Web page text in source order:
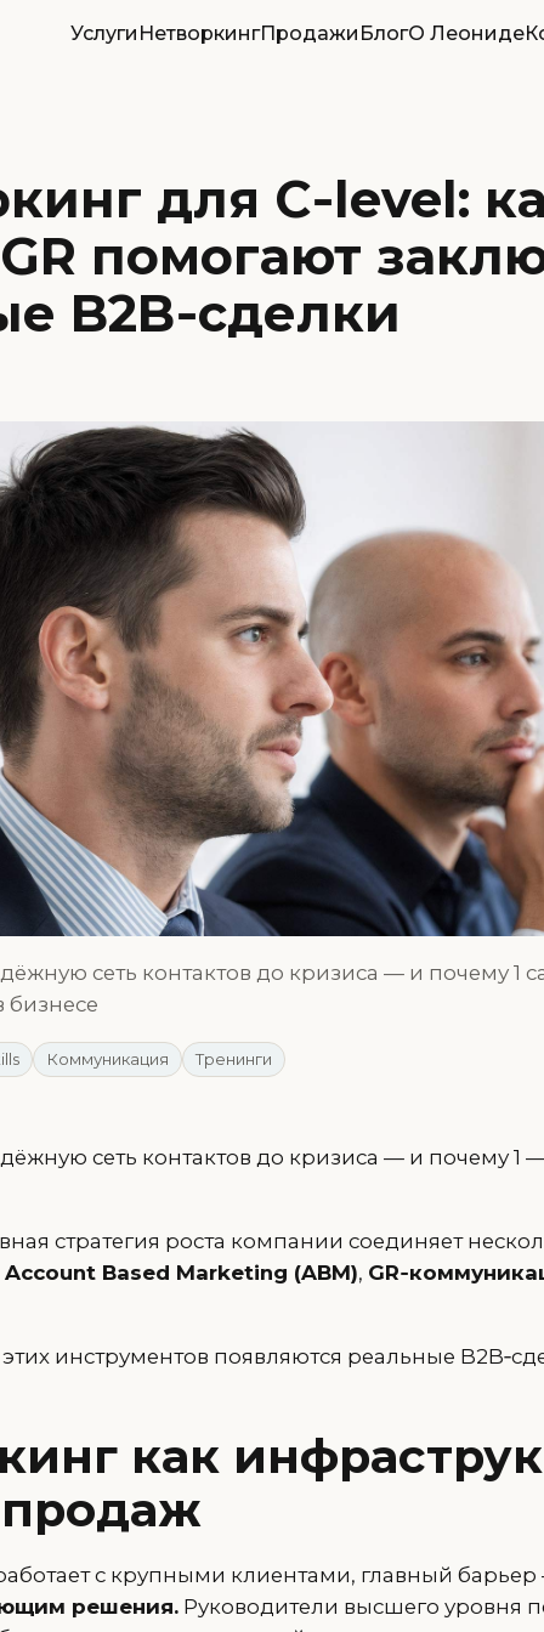
Услуги НетворкингПродажи БлогО Леониде
для C‑level:
помогают
B2B‑сделки
сеть контактов до кризиса — и почему 1
бизнесе
Коммуникация Тренинги
сеть контактов до кризиса — и почему 1
стратегия роста компании соединяет
Account Based Marketing (ABM),
инструментов появляются реальные
как
с крупными клиентами, главный
решения. Руководители высшего уровня